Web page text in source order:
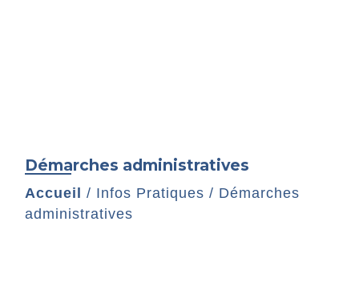
Démarches administratives
Accueil / Infos Pratiques / Démarches
administratives